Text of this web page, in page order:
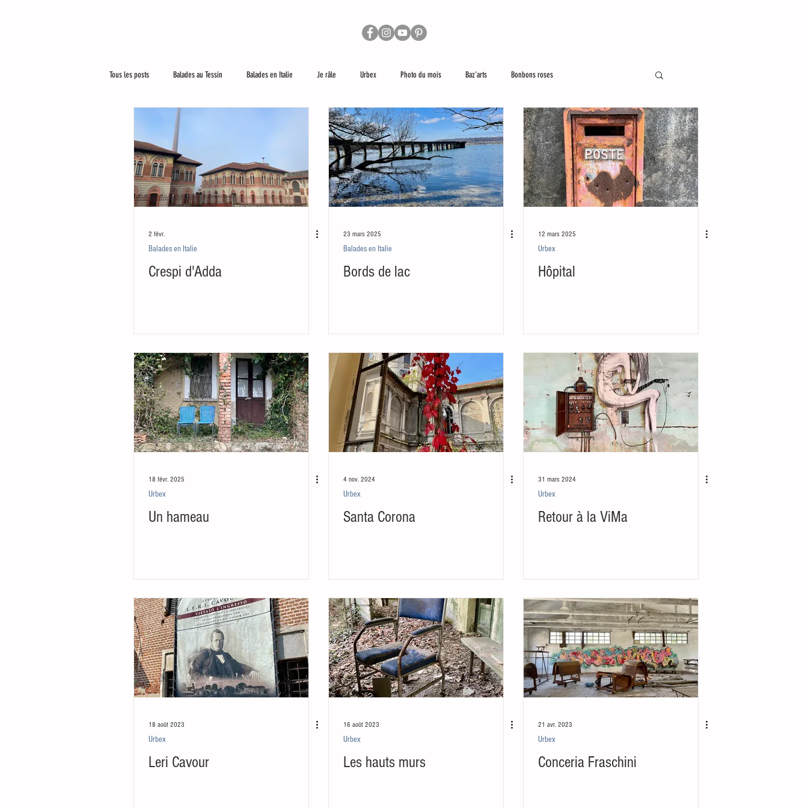
Tous les posts Balades au Tessin Balades en Italie Je râle Urbex Photo du mois Baz'arts Bonbons roses
Le plus beau métier du monde Les réseaux sociaux et moi
2 févr.
Balades en Italie
Crespi d'Adda
23 mars 2025
Balades en Italie
Bords de lac
12 mars 2025
Urbex
Hôpital
18 févr. 2025
Urbex
Un hameau
4 nov. 2024
Urbex
Santa Corona
31 mars 2024
Urbex
Retour à la ViMa
18 août 2023
Urbex
Leri Cavour
16 août 2023
Urbex
Les hauts murs
21 avr. 2023
Urbex
Conceria Fraschini